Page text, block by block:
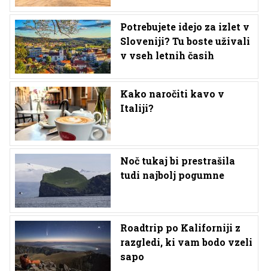
Potrebujete idejo za izlet v
Sloveniji? Tu boste uživali
v vseh letnih časih
Kako naročiti kavo v
Italiji?
Noč tukaj bi prestrašila
tudi najbolj pogumne
Roadtrip po Kaliforniji z
razgledi, ki vam bodo vzeli
sapo